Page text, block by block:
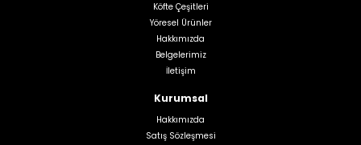
Köfte Çeşitleri
Yöresel Ürünler
Hakkımızda
Belgelerimiz
İletişim
Kurumsal
Hakkımızda
Satış Sözleşmesi